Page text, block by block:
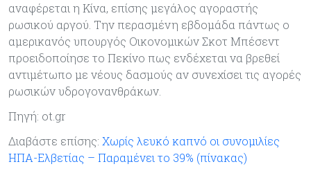
αναφέρεται η Κίνα, επίσης μεγάλος αγοραστής
ρωσικού αργού. Την περασμένη εβδομάδα πάντως ο
αμερικανός υπουργός Οικονομικών Σκοτ Μπέσεντ
προειδοποίησε το Πεκίνο πως ενδέχεται να βρεθεί
αντιμέτωπο με νέους δασμούς αν συνεχίσει τις αγορές
ρωσικών υδρογονανθράκων.
Πηγή: ot.gr
Διαβάστε επίσης: Χωρίς λευκό καπνό οι συνομιλίες
ΗΠΑ-Ελβετίας – Παραμένει το 39% (πίνακας)